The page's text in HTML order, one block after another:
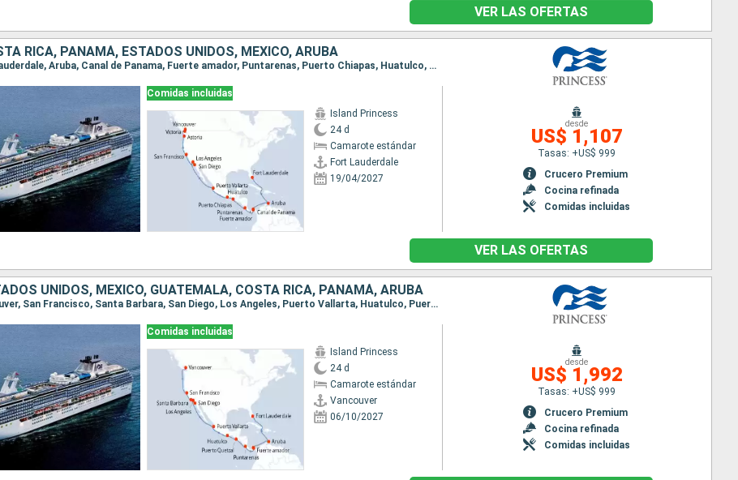
VER LAS OFERTAS
RICA, PANAMÁ, ESTADOS UNIDOS, MÉXICO, ARUBA
Itinerario : Fort Lauderdale, Aruba, Canal de Panama, Fuerte amador, Puntarenas, Puerto Chiapas, Huatulco, Puerto Vallarta, Los Angeles, San Diego, San Francisco, Astoria, Victoria, Vancouver
Comidas incluidas
Island Princess
24 d
Camarote estándar
Fort Lauderdale
19/04/2027
desde
US$ 1,107
Tasas: +US$ 999
Crucero Premium
Cocina refinada
Comidas incluidas
VER LAS OFERTAS
UNIDOS, MÉXICO, GUATEMALA, COSTA RICA, PANAMÁ, ARUBA
Itinerario : Vancouver, San Francisco, Santa Barbara, San Diego, Los Angeles, Puerto Vallarta, Huatulco, Puerto Quetzal, Puntarenas, Fuerte amador, Canal de Panama, Aruba, Fort Lauderdale
Comidas incluidas
Island Princess
24 d
Camarote estándar
Vancouver
06/10/2027
desde
US$ 1,992
Tasas: +US$ 999
Crucero Premium
Cocina refinada
Comidas incluidas